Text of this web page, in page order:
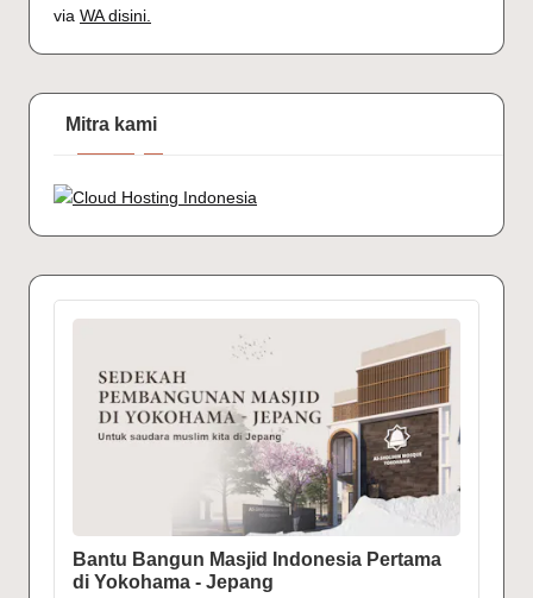
via WA disini.
Mitra kami
Bantu Bangun Masjid Indonesia Pertama
di Yokohama - Jepang